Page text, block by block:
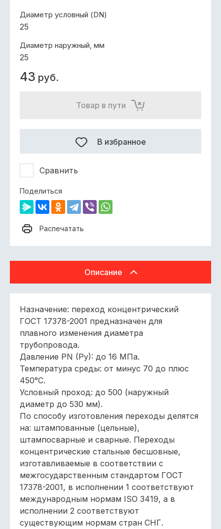
Диаметр условный (DN)
25
Диаметр наружный, мм
25
43 руб.
Товар в пути
Сравнить
В избранное
Поделиться
Распечатать
Описание
Назначение: переход концентрический
ГОСТ 17378-2001 предназначен для
плавного изменения диаметра
трубопровода.
Давление РN (Py): до 16 МПа.
Температура среды: от минус 70 до плюс
450°С.
Условный проход: до 500 (наружный
диаметр до 530 мм).
По способу изготовления переходы делятся
на: штампованные (цельные),
штампосварные и сварные. Переходы
концентрические стальные бесшовные,
изготавливаемые в соответствии с
межгосударственным стандартом ГОСТ
17378-2001, в исполнении 1 соответствуют
международным нормам ISO 3419, а в
исполнении 2 соответствуют
существующим нормам стран СНГ.